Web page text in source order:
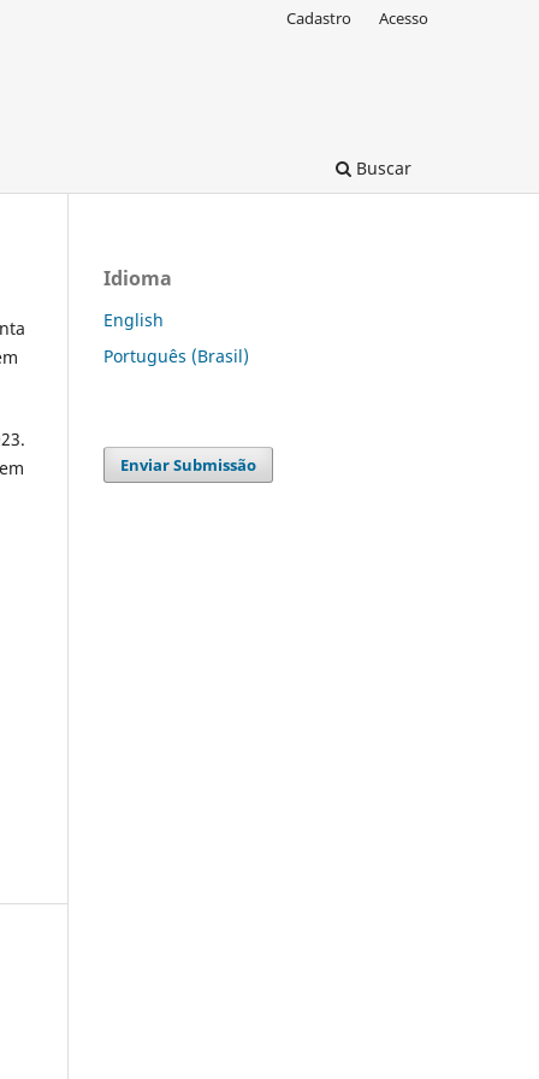
Buscar
Cadastro Acesso
Idioma
English
Português (Brasil)
Enviar Submissão